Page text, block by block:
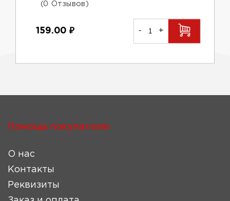
(0 Отзывов)
159.00 ₽ - +
Помощь покупателю
О нас
Контакты
Реквизиты